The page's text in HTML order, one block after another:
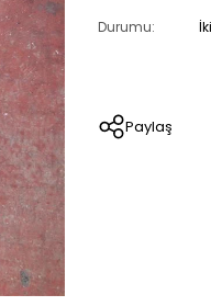
Durumu:
Paylaş